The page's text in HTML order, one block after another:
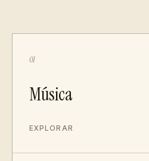
01
Música
EXPLORAR